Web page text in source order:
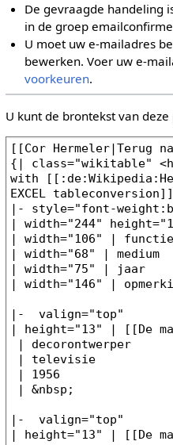
De gevraagde handeling
in de groep
U moet uw e-mailadres
bewerken. Voer uw e-
voorkeuren.
U kunt de brontekst van